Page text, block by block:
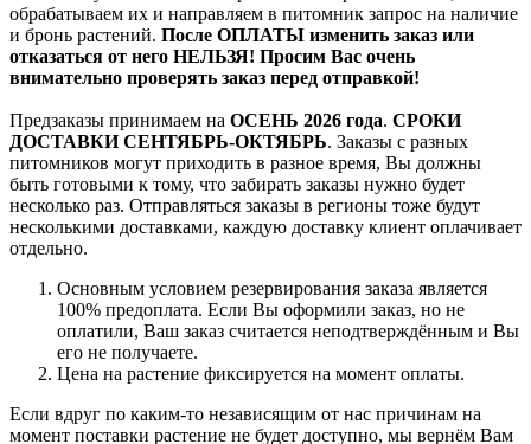
обрабатываем их и направляем в питомник запрос на наличие
и бронь растений. После ОПЛАТЫ изменить заказ или
отказаться от него НЕЛЬЗЯ! Просим Вас очень
внимательно проверять заказ перед отправкой!
Предзаказы принимаем на ОСЕНЬ 2026 года. СРОКИ
ДОСТАВКИ СЕНТЯБРЬ-ОКТЯБРЬ. Заказы с разных
питомников могут приходить в разное время, Вы должны
быть готовыми к тому, что забирать заказы нужно будет
несколько раз. Отправляться заказы в регионы тоже будут
несколькими доставками, каждую доставку клиент оплачивает
отдельно.
Основным условием резервирования заказа является
100% предоплата. Если Вы оформили заказ, но не
оплатили, Ваш заказ считается неподтверждённым и Вы
его не получаете.
Цена на растение фиксируется на момент оплаты.
Если вдруг по каким-то независящим от нас причинам на
момент поставки растение не будет доступно, мы вернём Вам